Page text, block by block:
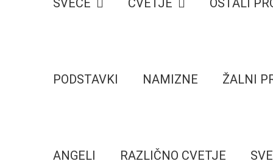
PODSTAVKI NAMIZNE ŽALNI
ANGELI RAZLIČNO CVETJE